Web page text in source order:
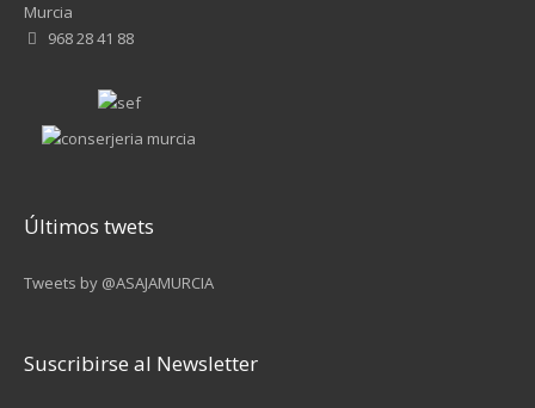
Murcia
968 28 41 88
Últimos twets
Tweets by @ASAJAMURCIA
Suscribirse al Newsletter